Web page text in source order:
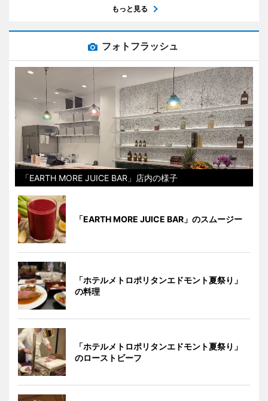
もっと見る
フォトフラッシュ
「EARTH MORE JUICE BAR」店内の様子
「EARTH MORE JUICE BAR」のスムージー
「ホテルメトロポリタンエドモント夏祭り」
の料理
「ホテルメトロポリタンエドモント夏祭り」
のローストビーフ